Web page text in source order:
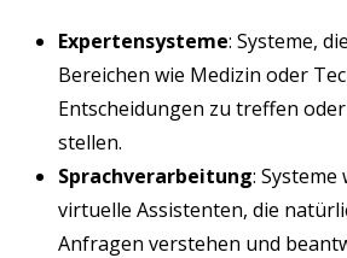
Expertensysteme: Systeme,
Bereichen wie Medizin oder
Entscheidungen zu treffen
stellen.
Sprachverarbeitung: Systeme
virtuelle Assistenten, die
Anfragen verstehen und